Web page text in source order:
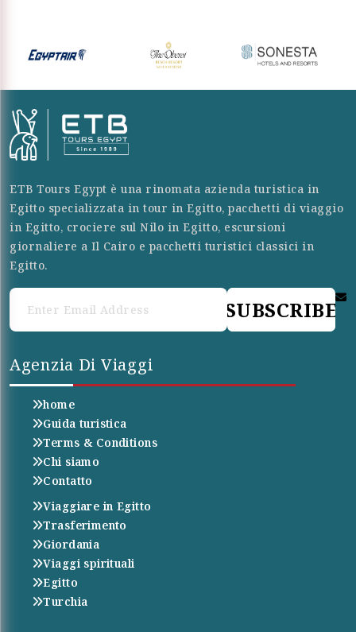
ETB Tours Egypt è una rinomata azienda turistica in
Egitto specializzata in tour in Egitto, pacchetti di viaggio
in Egitto, crociere sul Nilo in Egitto, escursioni
giornaliere a Il Cairo e pacchetti turistici classici in
Egitto.
SUBSCRIBE
Agenzia Di Viaggi
home
Guida turistica
Terms & Conditions
Chi siamo
Contatto
Viaggiare in Egitto
Trasferimento
Giordania
Viaggi spirituali
Egitto
Turchia